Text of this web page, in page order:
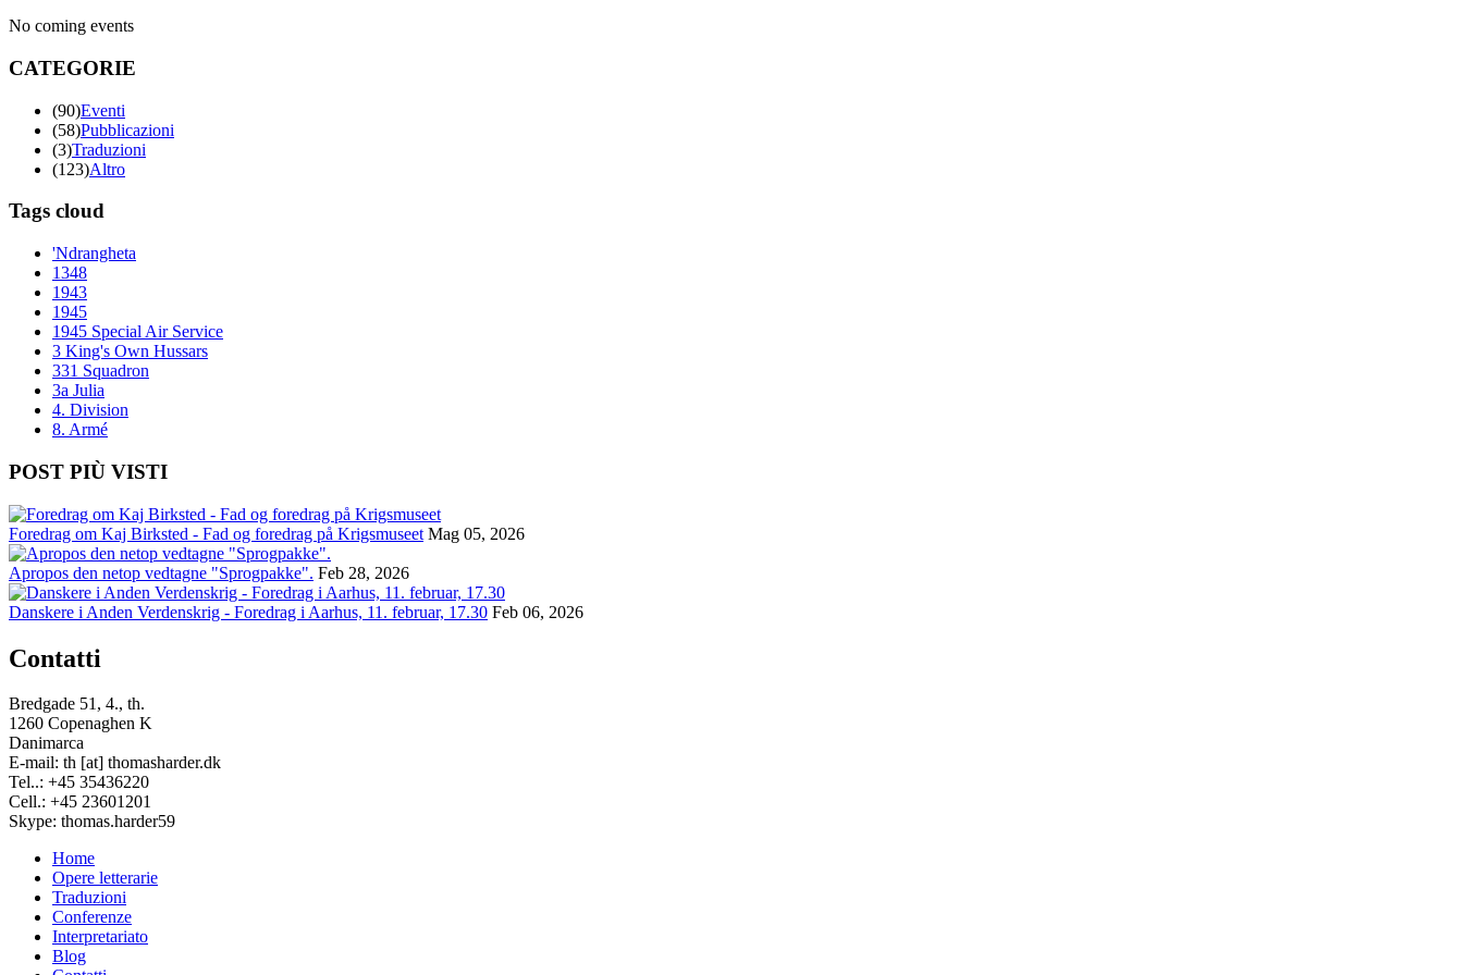
No coming events
CATEGORIE
(90)Eventi
(58)Pubblicazioni
(3)Traduzioni
(123)Altro
Tags cloud
'Ndrangheta
1348
1943
1945
1945 Special Air Service
3 King's Own Hussars
331 Squadron
3a Julia
4. Division
8. Armé
POST PIÙ VISTI
Foredrag om Kaj Birksted - Fad og foredrag på Krigsmuseet Mag 05, 2026
Apropos den netop vedtagne "Sprogpakke". Feb 28, 2026
Danskere i Anden Verdenskrig - Foredrag i Aarhus, 11. februar, 17.30 Feb 06, 2026
Contatti
Bredgade 51, 4., th.
1260 Copenaghen K
Danimarca
E-mail: th [at] thomasharder.dk
Tel..: +45 35436220
Cell.: +45 23601201
Skype: thomas.harder59
Footer
menu
Home
Opere letterarie
Traduzioni
Conferenze
Interpretariato
Blog